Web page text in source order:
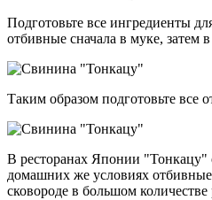
Подготовьте все ингредиенты
отбивные сначала в муке, затем
Таким образом подготовьте все
В ресторанах Японии
домашних же условиях
сковороде в большом количестве